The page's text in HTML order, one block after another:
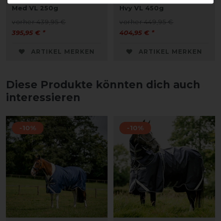
Med VL 250g
vorher 439,95 €
395,95 € *
ARTIKEL MERKEN
Hvy VL 450g
vorher 449,95 €
404,95 € *
ARTIKEL MERKEN
Diese Produkte könnten dich auch
interessieren
-10% -10%